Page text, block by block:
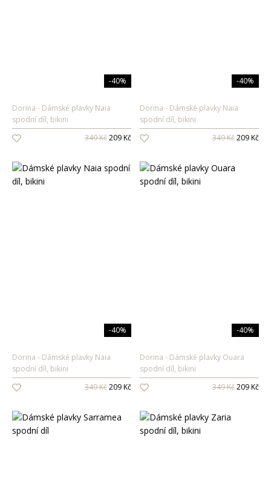
-40%
Dorina
Dámské plavky Naia
spodní díl, bikini
349 Kč209 Kč
-40%
Dorina
Dámské plavky Naia
spodní díl, bikini
349 Kč209 Kč
-40%
Dorina
Dámské plavky Naia
spodní díl, bikini
349 Kč209 Kč
-40%
Dorina
Dámské plavky Ouara
spodní díl, bikini
349 Kč209 Kč